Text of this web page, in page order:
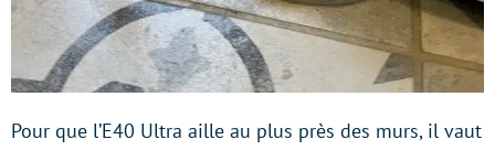
Pour que l’E40 Ultra aille au plus près des murs, il vaut